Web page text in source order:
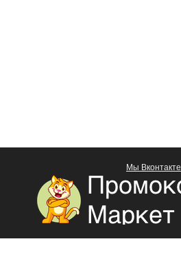
Мы Вконтакте